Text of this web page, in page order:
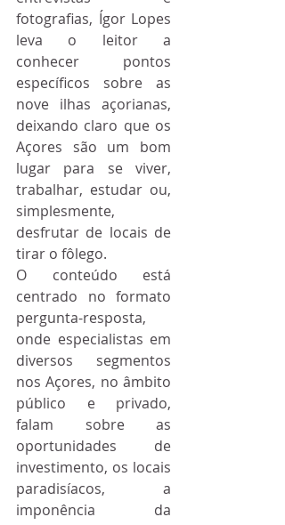
fotografias, Ígor Lopes
leva o leitor a
conhecer pontos
específicos sobre as
nove ilhas açorianas,
deixando claro que os
Açores são um bom
lugar para se viver,
trabalhar, estudar ou,
simplesmente,
desfrutar de locais de
tirar o fôlego.
O conteúdo está
centrado no formato
pergunta-resposta,
onde especialistas em
diversos segmentos
nos Açores, no âmbito
público e privado,
falam sobre as
oportunidades de
investimento, os locais
paradisíacos, a
imponência da